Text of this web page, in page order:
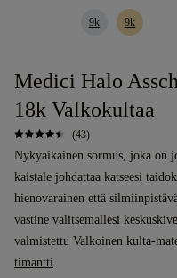
9k 9k
Medici Halo
18k Valkokultaa
(43)
Nykyaikainen sormus, joka on
kaistale johdattaa katseesi
hienovarainen että
vastine valitsemallesi
valmistettu Valkoinen kulta-
timantti.